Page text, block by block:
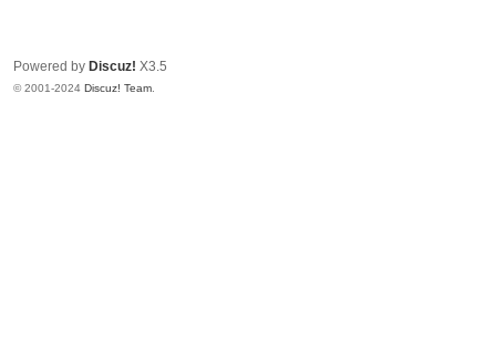
Powered by Discuz! X3.5
© 2001-2024 Discuz! Team